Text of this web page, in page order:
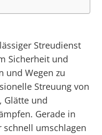
Streudienst
Sicherheit und
und Wegen zu
Streuung von
Glätte und
Gerade in
schnell umschlagen